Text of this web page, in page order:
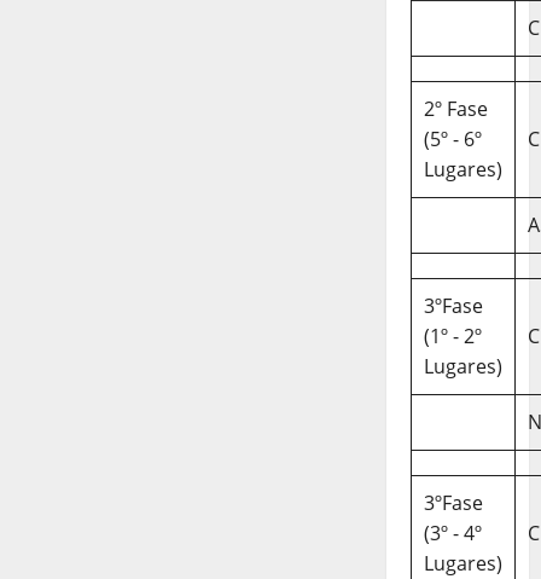
2º Fase
(5º - 6º
Lugares)
3ºFase
(1º - 2º
Lugares)
3ºFase
(3º - 4º
Lugares)